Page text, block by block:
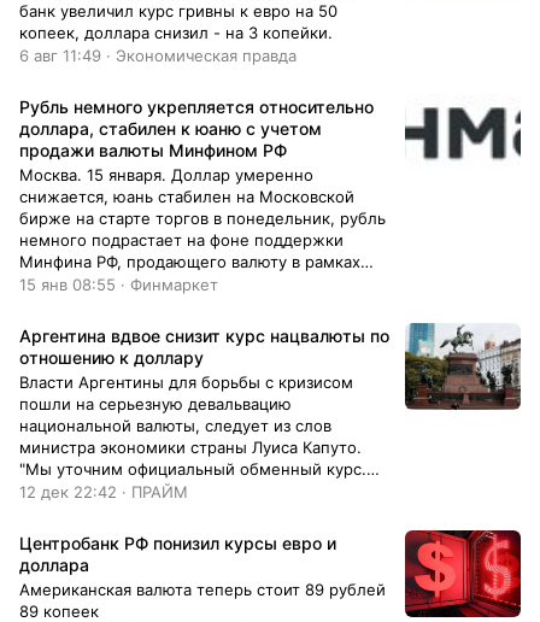
банк увеличил курс гривны к евро на 50
копеек, доллара снизил - на 3 копейки.
6 авг 11:49 · Экономическая правда
Рубль немного укрепляется относительно
доллара, стабилен к юаню с учетом
продажи валюты Минфином РФ
Москва. 15 января. Доллар умеренно
снижается, юань стабилен на Московской
бирже на старте торгов в понедельник, рубль
немного подрастает на фоне поддержки
Минфина РФ, продающего валюту в рамках
бюджетного правила.
15 янв 08:55 · Финмаркет
Аргентина вдвое снизит курс нацвалюты по
отношению к доллару
Власти Аргентины для борьбы с кризисом
пошли на серьезную девальвацию
национальной валюты, следует из слов
министра экономики страны Луиса Капуто.
"Мы уточним официальный обменный курс.
(Доллар) будет стоить 800 песо, (увеличение)
12 дек 22:42 · ПРАЙМ
Центробанк РФ понизил курсы евро и
доллара
Американская валюта теперь стоит 89 рублей
89 копеек